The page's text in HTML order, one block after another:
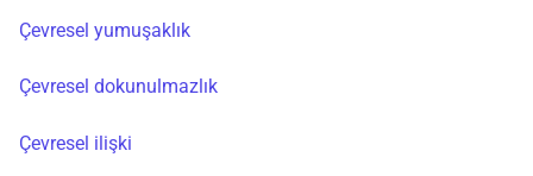
Çevresel yumuşaklık
Çevresel dokunulmazlık
Çevresel ilişki